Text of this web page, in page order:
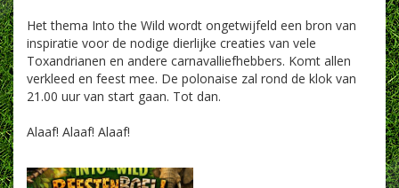
Het thema Into the Wild wordt ongetwijfeld een bron van
inspiratie voor de nodige dierlijke creaties van vele
Toxandrianen en andere carnavalliefhebbers. Komt allen
verkleed en feest mee. De polonaise zal rond de klok van
21.00 uur van start gaan. Tot dan.
Alaaf! Alaaf! Alaaf!